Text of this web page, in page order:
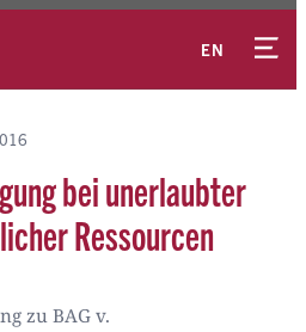
EN
bei unerlaubter
Ressourcen
zu BAG v.